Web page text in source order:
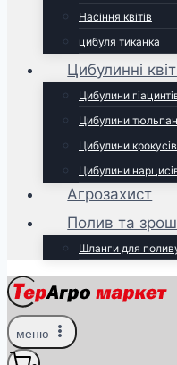
Насіння квітів
цибуля тиканка
Цибулинні
Цибулини
Цибулини
Цибулини крокусів
Цибулини
Агрозахист
Полив та
Шланги для
меню